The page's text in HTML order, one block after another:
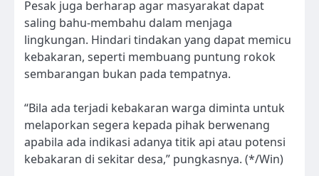
Pesak juga berharap agar masyarakat dapat
saling bahu-membahu dalam menjaga
lingkungan. Hindari tindakan yang dapat memicu
kebakaran, seperti membuang puntung rokok
sembarangan bukan pada tempatnya.
“Bila ada terjadi kebakaran warga diminta untuk
melaporkan segera kepada pihak berwenang
apabila ada indikasi adanya titik api atau potensi
kebakaran di sekitar desa,” pungkasnya. (*/Win)